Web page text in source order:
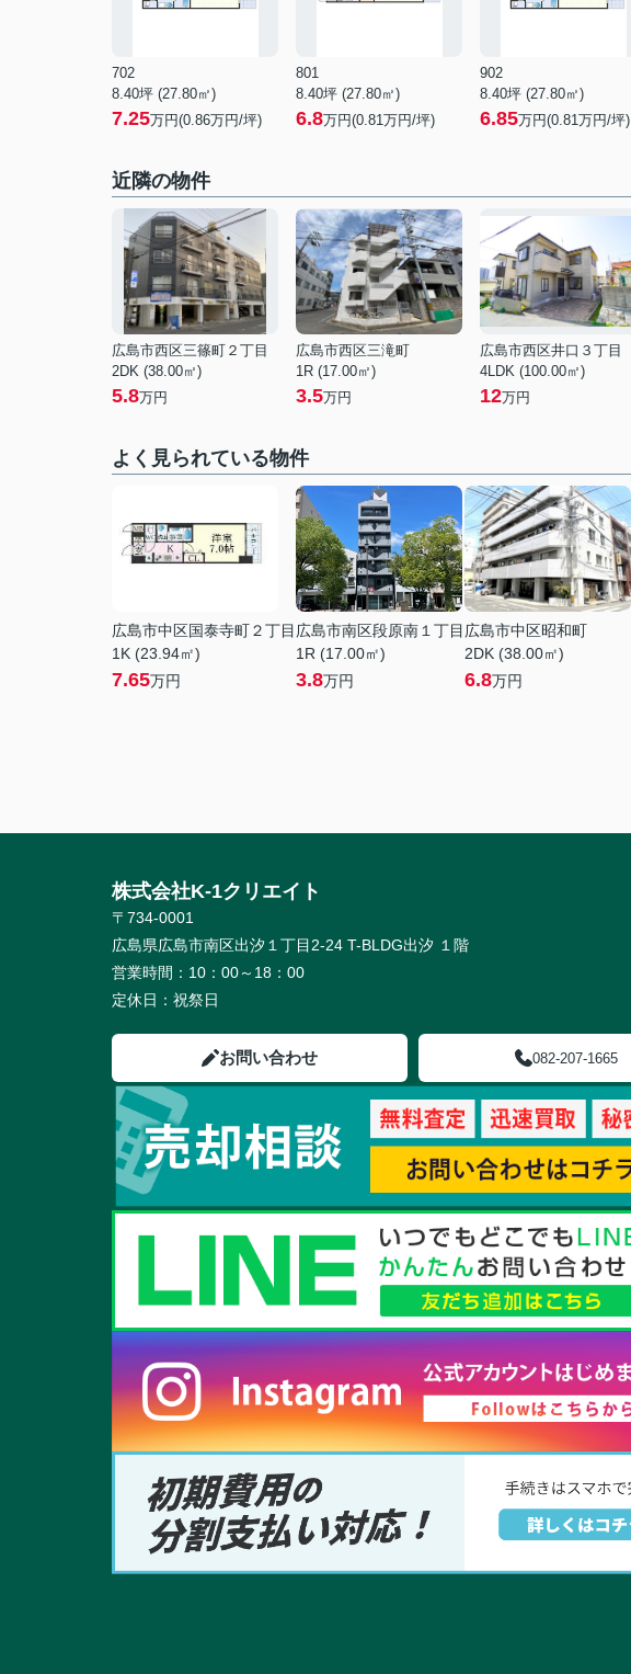
702
8.40坪 (27.80㎡)
7.25万円(0.86万円/坪)
801
8.40坪 (27.80㎡)
6.8万円(0.81万円/坪)
902
8.40坪 (27.80㎡)
6.85万円(0.81万円/坪)
近隣の物件
広島市西区三篠町２丁目
2DK (38.00㎡)
5.8万円
広島市西区三滝町
1R (17.00㎡)
3.5万円
広島市西区井口３丁目
4LDK (100.00㎡)
12万円
よく見られている物件
広島市中区国泰寺町２丁目
1K (23.94㎡)
7.65万円
広島市南区段原南１丁目
1R (17.00㎡)
3.8万円
広島市中区昭和町
2DK (38.00㎡)
6.8万円
株式会社K-1クリエイト
〒734-0001
広島県広島市南区出汐１丁目2-24 T-BLDG出汐 １階
営業時間： 10：00～18：00
定休日： 祝祭日
お問い合わせ 082-207-1665